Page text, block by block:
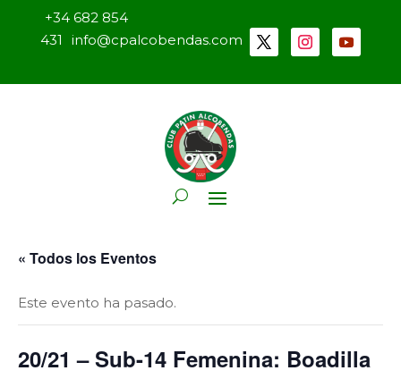
+34 682 854
431
info@cpalcobendas.com
« Todos los Eventos
Este evento ha pasado.
20/21 – Sub-14 Femenina: Boadilla